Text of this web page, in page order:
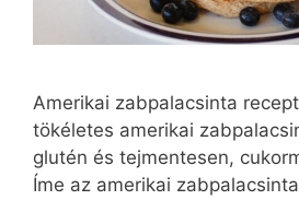
Amerikai zabpalacsinta
tökéletes amerikai
glutén és tejmentesen,
Íme az amerikai